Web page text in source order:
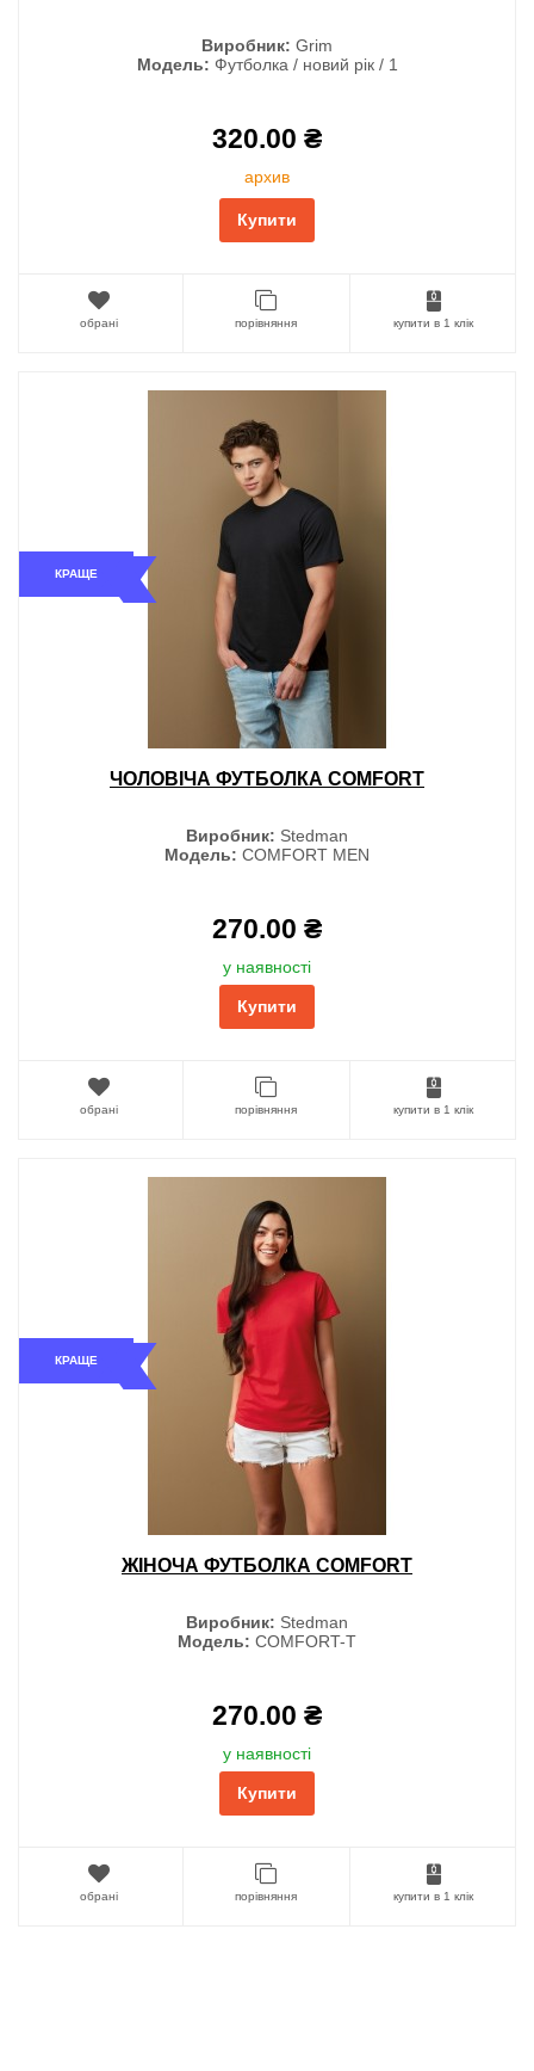
Виробник: Grim
Модель: Футболка / новий рік / 1
320.00 ₴
архив
Купити
обрані порівняння купити в 1 клік
КРАЩЕ
ЧОЛОВІЧА ФУТБОЛКА COMFORT
Виробник: Stedman
Модель: COMFORT MEN
270.00 ₴
у наявності
Купити
обрані порівняння купити в 1 клік
КРАЩЕ
ЖІНОЧА ФУТБОЛКА COMFORT
Виробник: Stedman
Модель: COMFORT-T
270.00 ₴
у наявності
Купити
обрані порівняння купити в 1 клік